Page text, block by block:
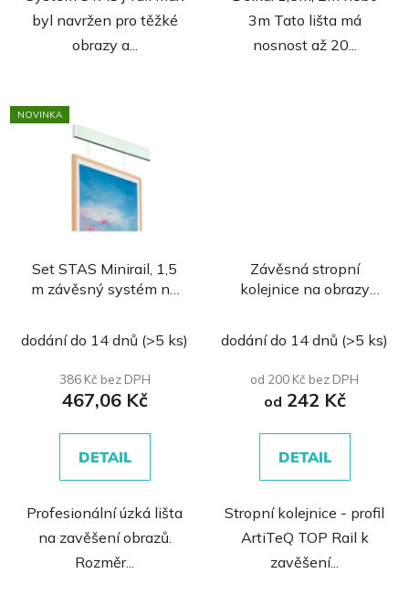
byl navržen pro těžké
obrazy a...
3m Tato lišta má
nosnost až 20...
NOVINKA
Set STAS Minirail, 1,5
m závěsný systém na
dodání do 14 dnů (>5 ks)
386 Kč bez DPH
467,06 Kč
DETAIL
Profesionální úzká lišta
na zavěšení obrazů.
Rozměr...
Závěsná stropní
kolejnice na obrazy
hodnocení
produktu
je
z
dodání do 14 dnů (>5 ks)
od 200 Kč bez DPH
od 242 Kč
DETAIL
Stropní kolejnice - profil
ArtiTeQ TOP Rail k
zavěšení...